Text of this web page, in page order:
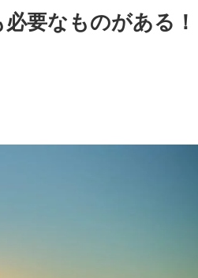
要なものがある！